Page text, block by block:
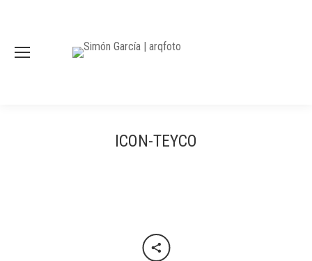
ICON-TEYCO